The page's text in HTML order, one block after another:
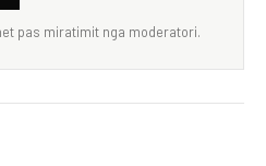
pas miratimit nga moderatori.